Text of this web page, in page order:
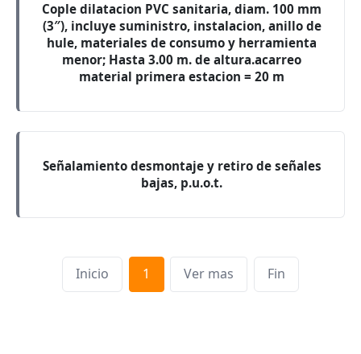
Cople dilatacion PVC sanitaria, diam. 100 mm
(3″), incluye suministro, instalacion, anillo de
hule, materiales de consumo y herramienta
menor; Hasta 3.00 m. de altura.acarreo
material primera estacion = 20 m
Señalamiento desmontaje y retiro de señales
bajas, p.u.o.t.
Inicio 1 Ver mas Fin